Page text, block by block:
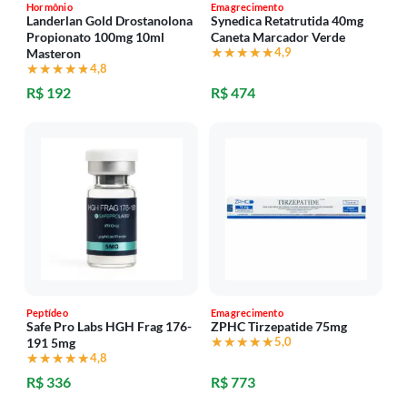
Hormônio
Landerlan Gold Drostanolona
Propionato 100mg 10ml
Masteron
★★★★★
★★★★★4,8
R$ 192
Emagrecimento
Synedica Retatrutida 40mg
Caneta Marcador Verde
★★★★★
★★★★★4,9
R$ 474
Peptídeo
Safe Pro Labs HGH Frag 176-
191 5mg
★★★★★
★★★★★4,8
R$ 336
Emagrecimento
ZPHC Tirzepatide 75mg
★★★★★
★★★★★5,0
R$ 773